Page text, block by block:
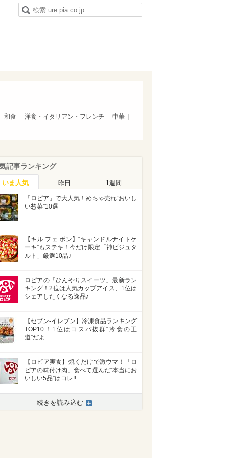
和食 洋食・イタリアン・フレンチ 中華
記事ランキング
いま人気 昨日 1週間
「ロピア」で大人気！めちゃ売れ“おいし
い惣菜”10選
【キル フェ ボン】“キャンドルナイトケ
ーキ”もステキ！今だけ限定「神ビジュタ
ルト」厳選10品♪
ロピアの「ひんやりスイーツ」最新ラン
キング！2位は人気カップアイス、1位は
シェアしたくなる逸品♪
【セブン-イレブン】冷凍食品ランキング
TOP10！1位はコスパ抜群“冷食の王
道”だよ
【ロピア実食】焼くだけで激ウマ！「ロ
ピアの味付け肉」食べて選んだ“本当にお
いしい5品”はコレ!!
続きを読み込む